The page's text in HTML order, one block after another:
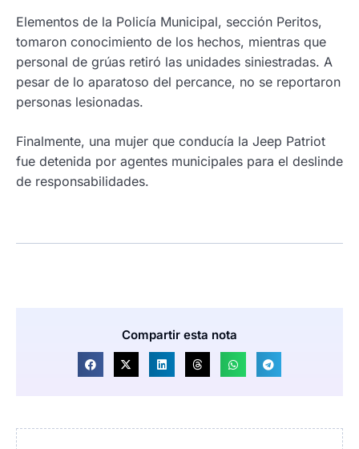
Elementos de la Policía Municipal, sección Peritos,
tomaron conocimiento de los hechos, mientras que
personal de grúas retiró las unidades siniestradas. A
pesar de lo aparatoso del percance, no se reportaron
personas lesionadas.
Finalmente, una mujer que conducía la Jeep Patriot
fue detenida por agentes municipales para el deslinde
de responsabilidades.
Compartir esta nota